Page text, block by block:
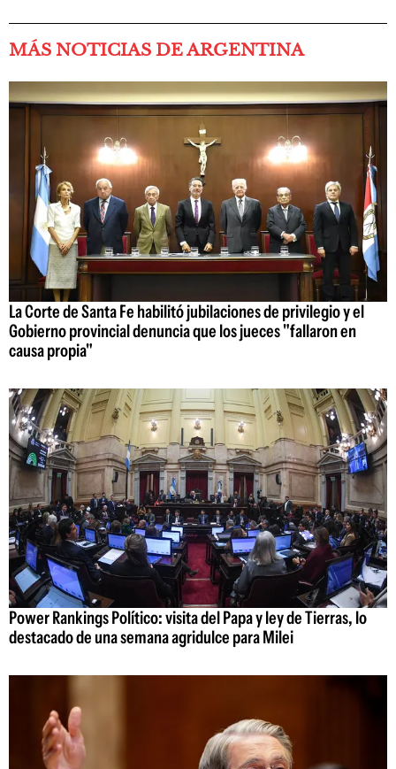
MÁS NOTICIAS DE ARGENTINA
La Corte de Santa Fe habilitó jubilaciones de privilegio y el
Gobierno provincial denuncia que los jueces "fallaron en
causa propia"
Power Rankings Político: visita del Papa y ley de Tierras, lo
destacado de una semana agridulce para Milei